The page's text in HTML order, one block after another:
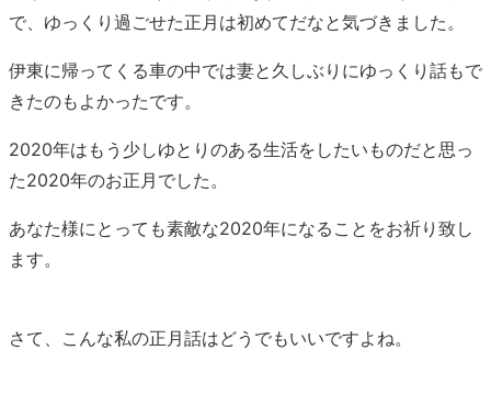
で、ゆっくり過ごせた正月は初めてだなと気づきました。
伊東に帰ってくる車の中では妻と久しぶりにゆっくり話もで
きたのもよかったです。
2020年はもう少しゆとりのある生活をしたいものだと思っ
た2020年のお正月でした。
あなた様にとっても素敵な2020年になることをお祈り致し
ます。
さて、こんな私の正月話はどうでもいいですよね。